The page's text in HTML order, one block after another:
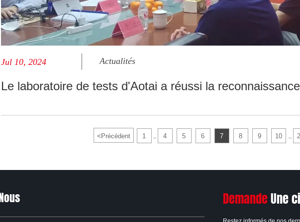
Jul 10, 2024 Actualités
Le laboratoire de tests d'Aotai a réussi la
<Précédent 1 ... 4 5 6 7 8 9 10 ...
DemandeUne